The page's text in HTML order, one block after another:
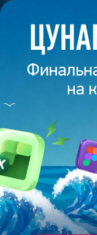
Главная /Банк
Моё избранное
Работа
студента